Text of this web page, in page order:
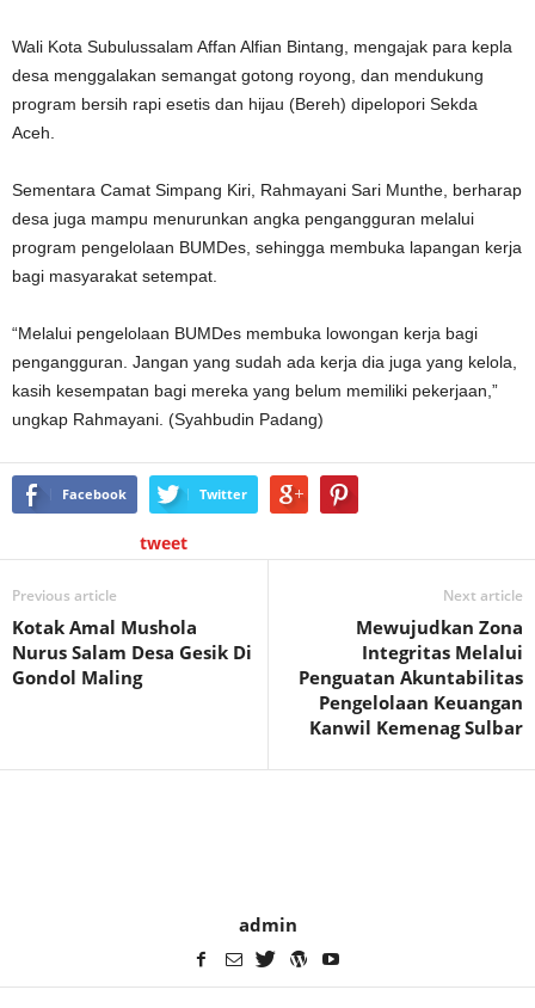
Wali Kota Subulussalam Affan Alfian Bintang, mengajak para kepla
desa menggalakan semangat gotong royong, dan mendukung
program bersih rapi esetis dan hijau (Bereh) dipelopori Sekda
Aceh.
Sementara Camat Simpang Kiri, Rahmayani Sari Munthe, berharap
desa juga mampu menurunkan angka pengangguran melalui
program pengelolaan BUMDes, sehingga membuka lapangan kerja
bagi masyarakat setempat.
“Melalui pengelolaan BUMDes membuka lowongan kerja bagi
pengangguran. Jangan yang sudah ada kerja dia juga yang kelola,
kasih kesempatan bagi mereka yang belum memiliki pekerjaan,”
ungkap Rahmayani. (Syahbudin Padang)
Facebook Twitter
tweet
Previous article
Kotak Amal Mushola
Nurus Salam Desa Gesik Di
Gondol Maling
Next article
Mewujudkan Zona
Integritas Melalui
Penguatan Akuntabilitas
Pengelolaan Keuangan
Kanwil Kemenag Sulbar
admin